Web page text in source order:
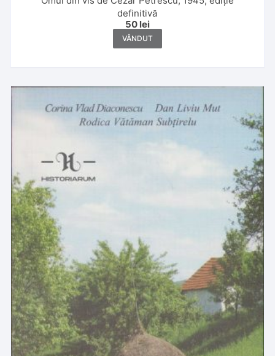
definitivă
50 lei
VÂNDUT